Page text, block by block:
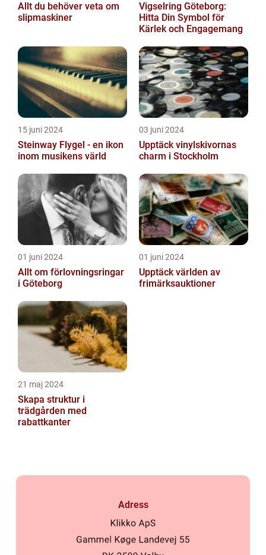
Allt du behöver veta om
slipmaskiner
Vigselring Göteborg:
Hitta Din Symbol för
Kärlek och Engagemang
15 juni 2024
Steinway Flygel - en ikon
inom musikens värld
03 juni 2024
Upptäck vinylskivornas
charm i Stockholm
01 juni 2024
Allt om förlovningsringar
i Göteborg
01 juni 2024
Upptäck världen av
frimärksauktioner
21 maj 2024
Skapa struktur i
trädgården med
rabattkanter
Adress